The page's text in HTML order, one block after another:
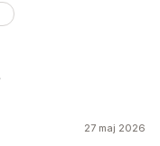
prestanda
27 maj 2026